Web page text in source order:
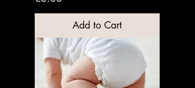
Add to Cart